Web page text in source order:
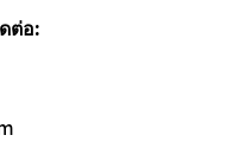
ต่อ: